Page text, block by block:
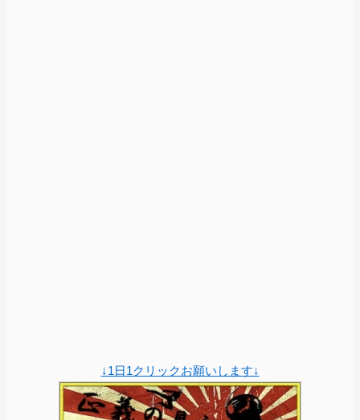
↓1日1クリックお願いします↓